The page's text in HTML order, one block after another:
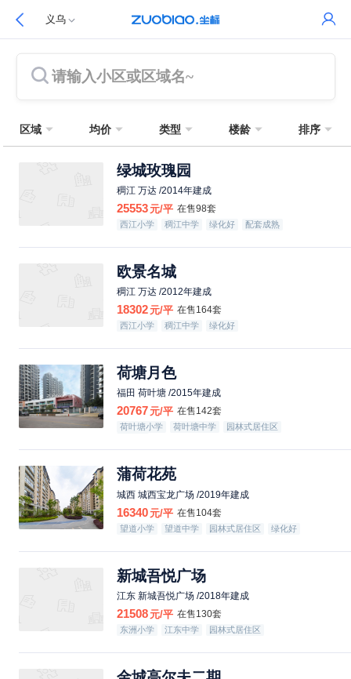
义乌
请输入小区或区域名~
区域 均价 类型 楼龄 排序
绿城玫瑰园
稠江 万达 /2014年建成
25553元/平 在售98套
西江小学 稠江中学 绿化好 配套成熟
欧景名城
稠江 万达 /2012年建成
18302元/平 在售164套
西江小学 稠江中学 绿化好
荷塘月色
福田 荷叶塘 /2015年建成
20767元/平 在售142套
荷叶塘小学 荷叶塘中学
园林式居住区
蒲荷花苑
城西 城西宝龙广场 /2019年建成
16340元/平 在售104套
望道小学 望道中学 园林式居住区 绿化好
新城吾悦广场
江东 新城吾悦广场 /2018年建成
21508元/平 在售130套
东洲小学 江东中学 园林式居住区